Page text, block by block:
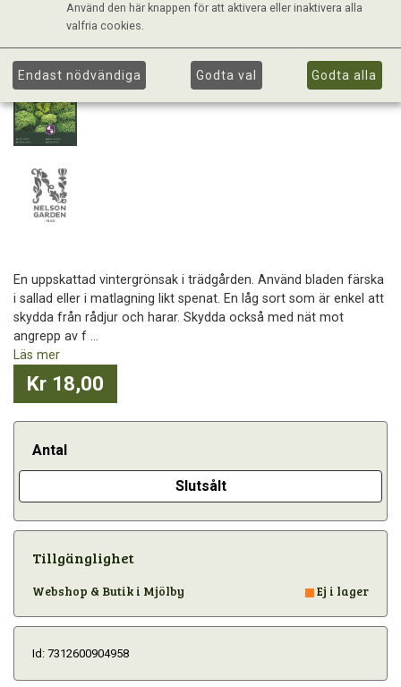
En uppskattad vintergrönsak i trädgården. Använd bladen färska
i sallad eller i matlagning likt spenat. En låg sort som är enkel att
skydda från rådjur och harar. Skydda också med nät mot
angrepp av f ...
Läs mer
Kr 18,00
Antal
Slutsålt
Tillgänglighet
Webshop & Butik i Mjölby Ej i lager
Id: 7312600904958
Använd den här knappen för att aktivera eller inaktivera alla
valfria cookies.
Endast nödvändiga Godta val Godta alla